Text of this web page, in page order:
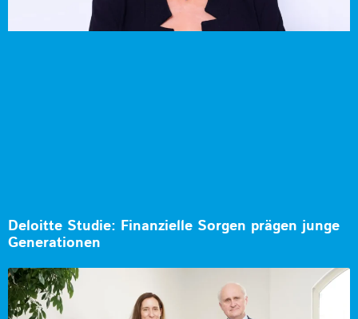
Deloitte Studie: Finanzielle Sorgen prägen junge
Generationen